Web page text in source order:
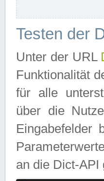
Testen der
Unter der URL
Funktionalität
für alle
über die
Eingabefelder
an die Dict-API